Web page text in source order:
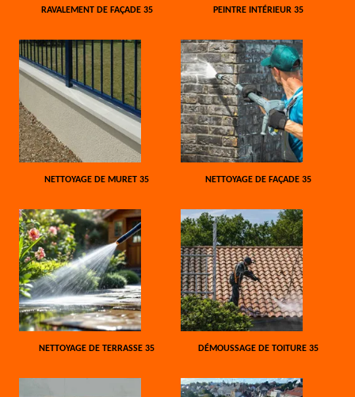
RAVALEMENT DE FAÇADE 35 PEINTRE INTÉRIEUR 35
NETTOYAGE DE MURET 35 NETTOYAGE DE FAÇADE 35
NETTOYAGE DE TERRASSE 35 DÉMOUSSAGE DE TOITURE 35